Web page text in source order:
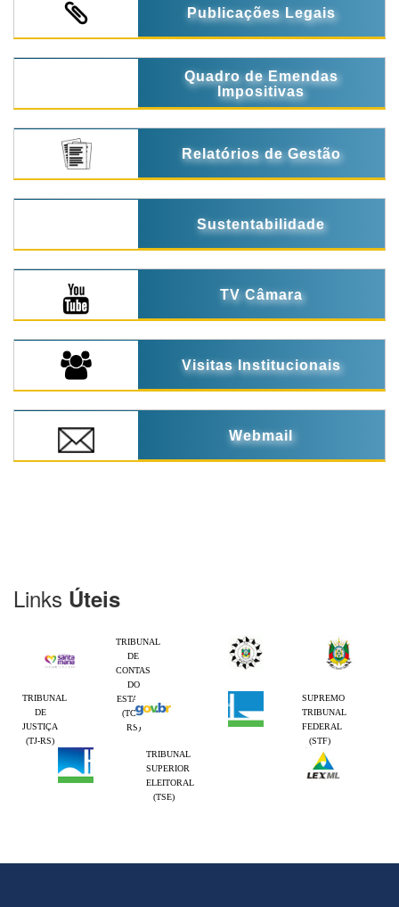
Publicações Legais
Quadro de Emendas
Impositivas
Relatórios de Gestão
Sustentabilidade
TV Câmara
Visitas Institucionais
Webmail
Links Úteis
TRIBUNAL
DE
CONTAS
DO
ESTADO
(TCE-
RS)
TRIBUNAL
DE
JUSTIÇA
(TJ-RS)
SUPREMO
TRIBUNAL
FEDERAL
(STF)
TRIBUNAL
SUPERIOR
ELEITORAL
(TSE)